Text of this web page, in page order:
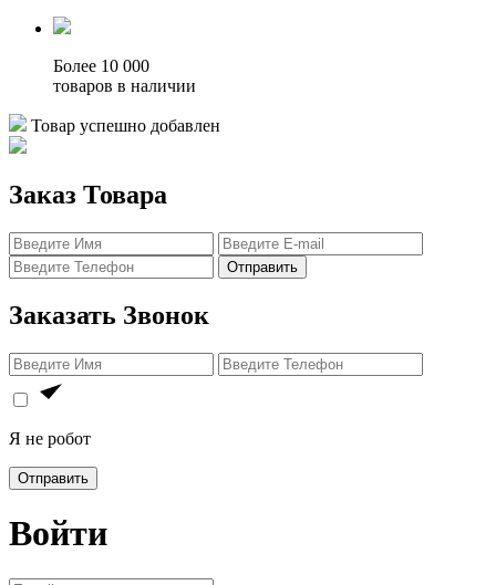
Более 10 000
товаров в наличии
Товар успешно добавлен
Заказ Товара
Отправить
Заказать Звонок
Я не робот
Отправить
Войти